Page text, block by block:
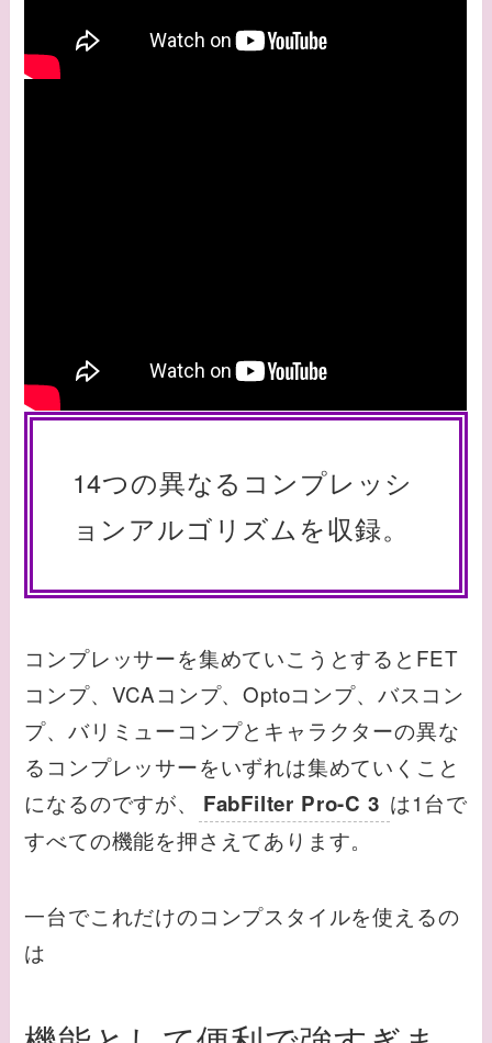
14つの異なるコンプレッシ
ョンアルゴリズムを収録。
コンプレッサーを集めていこうとするとFET
コンプ、VCAコンプ、Optoコンプ、バスコン
プ、バリミューコンプとキャラクターの異な
るコンプレッサーをいずれは集めていくこと
になるのですが、
FabFilter Pro-C 3 は1台で
すべての機能を押さえてあります。
一台でこれだけのコンプスタイルを使えるの
は